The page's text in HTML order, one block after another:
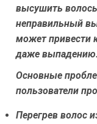
высушить
неправильный
может привести
даже выпадению.
Основные
пользователи
Перегрев волос